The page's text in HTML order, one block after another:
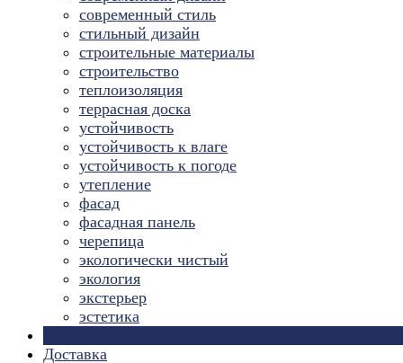
современный стиль
стильный дизайн
строительные материалы
строительство
теплоизоляция
террасная доска
устойчивость
устойчивость к влаге
устойчивость к погоде
утепление
фасад
фасадная панель
черепица
экологически чистый
экология
экстерьер
эстетика
Доставка